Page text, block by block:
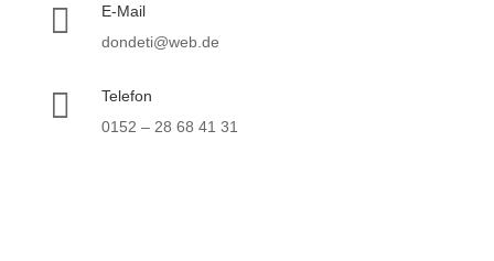

E-Mail
dondeti@web.de

Telefon
0152 – 28 68 41 31